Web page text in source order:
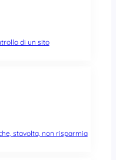
di un sito
stavolta, non risparmia